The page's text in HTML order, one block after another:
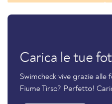
Carica le tue
Swimcheck vive grazie
Fiume Tirso? Perfetto!